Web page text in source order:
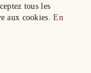
tous les
aux cookies.En